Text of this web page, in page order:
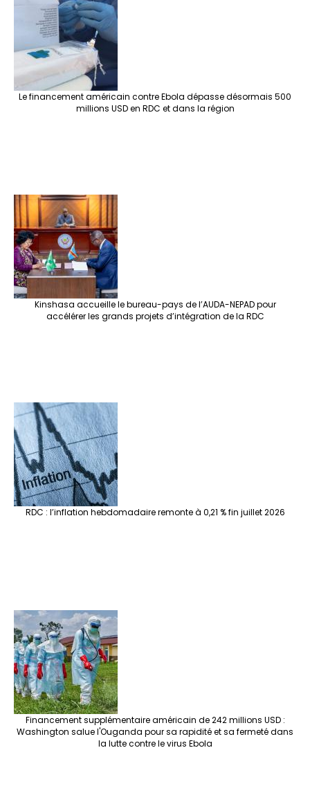
Le financement américain contre Ebola dépasse désormais 500
millions USD en RDC et dans la région
Kinshasa accueille le bureau-pays de l’AUDA-NEPAD pour
accélérer les grands projets d’intégration de la RDC
RDC : l’inflation hebdomadaire remonte à 0,21 % fin juillet 2026
Financement supplémentaire américain de 242 millions USD :
Washington salue l'Ouganda pour sa rapidité et sa fermeté dans
la lutte contre le virus Ebola